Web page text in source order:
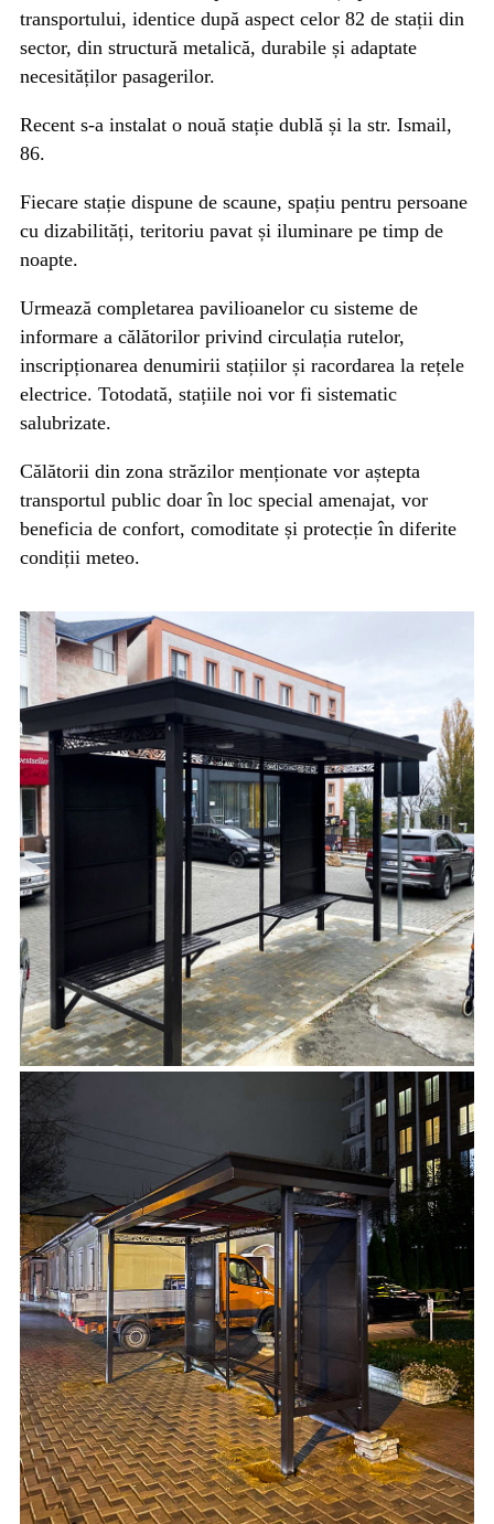
transportului, identice după aspect celor 82 de stații din
sector, din structură metalică, durabile și adaptate
necesităților pasagerilor.
Recent s-a instalat o nouă stație dublă și la str. Ismail,
86.
Fiecare stație dispune de scaune, spațiu pentru persoane
cu dizabilități, teritoriu pavat și iluminare pe timp de
noapte.
Urmează completarea pavilioanelor cu sisteme de
informare a călătorilor privind circulația rutelor,
inscripționarea denumirii stațiilor și racordarea la rețele
electrice. Totodată, stațiile noi vor fi sistematic
salubrizate.
Călătorii din zona străzilor menționate vor aștepta
transportul public doar în loc special amenajat, vor
beneficia de confort, comoditate și protecție în diferite
condiții meteo.